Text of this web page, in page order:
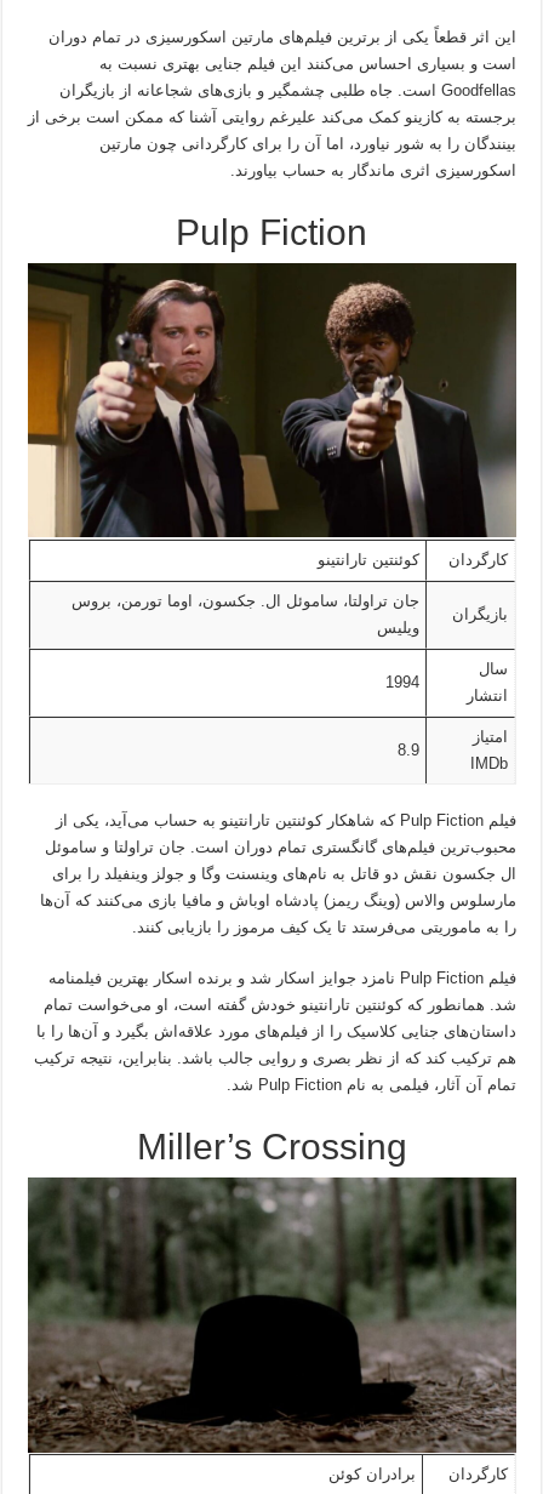
این اثر قطعاً یکی از برترین فیلم‌های مارتین اسکورسیزی در تمام دوران
است و بسیاری احساس می‌کنند این فیلم جنایی بهتری نسبت به
Goodfellas است. جاه طلبی چشمگیر و بازی‌های شجاعانه از بازیگران
برجسته به کازینو کمک می‌کند علیرغم روایتی آشنا که ممکن است برخی از
بینندگان را به شور نیاورد، اما آن را برای کارگردانی چون مارتین
اسکورسیزی اثری ماندگار به حساب بیاورند.
Pulp Fiction
کارگردان کوئنتین تارانتینو
بازیگران
جان تراولتا، ساموئل ال. جکسون، اوما تورمن، بروس
ویلیس
سال
انتشار
1994
امتیاز
IMDb
8.9
فیلم Pulp Fiction که شاهکار کوئنتین تارانتینو به حساب می‌آید، یکی از
محبوب‌ترین فیلم‌های گانگستری تمام دوران است. جان تراولتا و ساموئل
ال جکسون نقش دو قاتل به نام‌های وینسنت وگا و جولز وینفیلد را برای
مارسلوس والاس (وینگ ریمز) پادشاه اوباش و مافیا بازی می‌کنند که آن‌ها
را به ماموریتی می‌فرستد تا یک کیف مرموز را بازیابی کنند.
فیلم Pulp Fiction نامزد جوایز اسکار شد و برنده اسکار بهترین فیلمنامه
شد. همانطور که کوئنتین تارانتینو خودش گفته است، او می‌خواست تمام
داستان‌های جنایی کلاسیک را از فیلم‌های مورد علاقه‌اش بگیرد و آن‌ها را با
هم ترکیب کند که از نظر بصری و روایی جالب باشد. بنابراین، نتیجه ترکیب
تمام آن‌ آثار، فیلمی به نام Pulp Fiction شد.
Miller’s Crossing
کارگردان برادران کوئن